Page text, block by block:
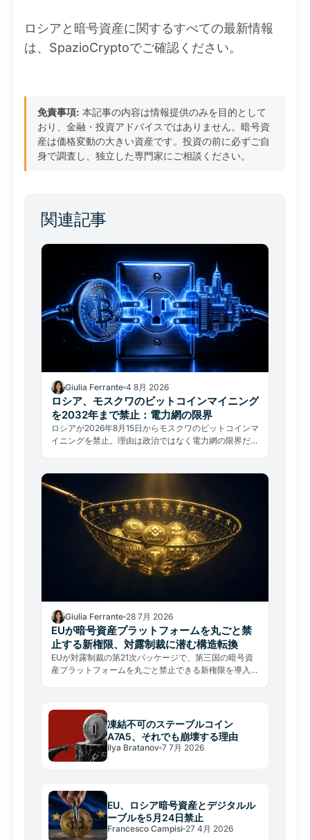
ロシアと暗号資産に関するすべての最新情報
は、SpazioCryptoでご確認ください。
免責事項: 本記事の内容は情報提供のみを目的として
おり、金融・投資アドバイスではありません。暗号資
産は価格変動の大きい資産です。投資の前に必ずご自
身で調査し、独立した専門家にご相談ください。
関連記事
Giulia Ferrante 4 8月 2026
ロシア、モスクワのビットコインマイニング
を2032年まで禁止：電力網の限界
ロシアが2026年8月15日からモスクワのビットコインマ
イニングを禁止。理由は政治ではなく電力網の限界だ。
Giulia Ferrante 28 7月 2026
EUが暗号資産プラットフォームを丸ごと禁
止する新権限、対露制裁に潜む構造転換
EUが対露制裁の第21次パッケージで、第三国の暗号資
産プラットフォームを丸ごと禁止できる新権限を導入し
凍結不可のステーブルコイン
A7A5、それでも崩壊する理由
Ilya Bratanov 7 7月 2026
EU、ロシア暗号資産とデジタルル
ーブルを5月24日禁止
Francesco Campisi 27 4月 2026